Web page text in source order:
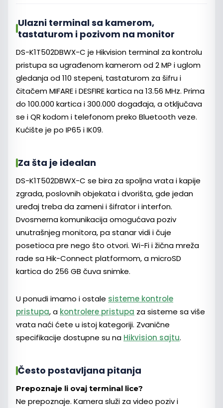
Ulazni terminal sa kamerom,
tastaturom i pozivom na monitor
DS-K1T502DBWX-C je Hikvision terminal za kontrolu
pristupa sa ugrađenom kamerom od 2 MP i uglom
gledanja od 110 stepeni, tastaturom za šifru i
čitačem MIFARE i DESFIRE kartica na 13.56 MHz. Prima
do 100.000 kartica i 300.000 događaja, a otključava
se i QR kodom i telefonom preko Bluetooth veze.
Kućište je po IP65 i IK09.
Za šta je idealan
DS-K1T502DBWX-C se bira za spoljna vrata i kapije
zgrada, poslovnih objekata i dvorišta, gde jedan
uređaj treba da zameni i šifrator i interfon.
Dvosmerna komunikacija omogućava poziv
unutrašnjeg monitora, pa stanar vidi i čuje
posetioca pre nego što otvori. Wi-Fi i žična mreža
rade sa Hik-Connect platformom, a microSD
kartica do 256 GB čuva snimke.
U ponudi imamo i ostale sisteme kontrole
pristupa, a kontrolere pristupa za sisteme sa više
vrata naći ćete u istoj kategoriji. Zvanične
specifikacije dostupne su na Hikvision sajtu.
Često postavljana pitanja
Prepoznaje li ovaj terminal lice?
Ne prepoznaje. Kamera služi za video poziv i